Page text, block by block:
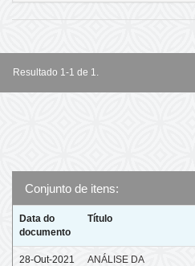
Resultado 1-1 de 1.
Conjunto de itens:
Data do
documento
Título
28-Out-2021
ANÁLISE DA